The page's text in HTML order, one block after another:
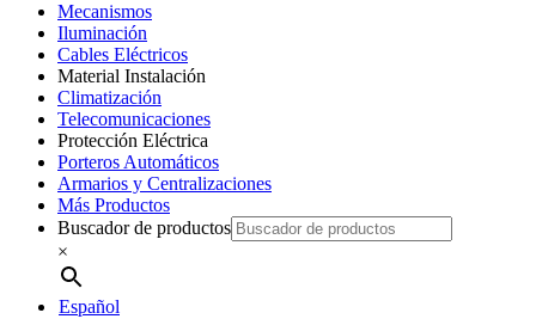
Mecanismos
Iluminación
Cables Eléctricos
Material Instalación
Climatización
Telecomunicaciones
Protección Eléctrica
Porteros Automáticos
Armarios y Centralizaciones
Más Productos
Buscador de productos
×
Español